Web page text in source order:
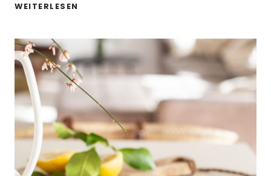
WEITERLESEN
GERÄUCHERTEM
TOFU
UND
BROKKOLI